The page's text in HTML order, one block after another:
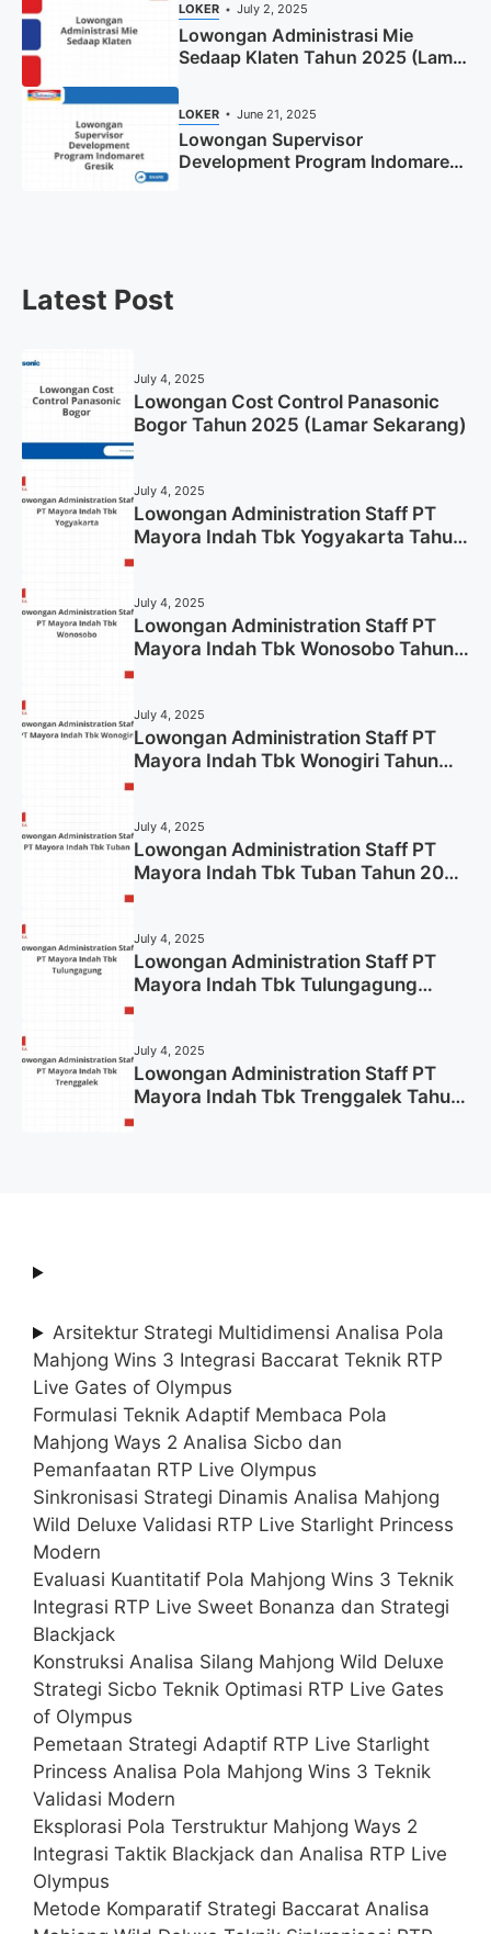
LOKER July 2, 2025
Lowongan Administrasi Mie
Sedaap Klaten Tahun 2025 (Lamar
LOKER June 21, 2025
Lowongan Supervisor
Development Program Indomaret
Latest Post
July 4, 2025
Lowongan Cost Control Panasonic
Bogor Tahun 2025 (Lamar Sekarang)
July 4, 2025
Lowongan Administration Staff PT
Mayora Indah Tbk Yogyakarta Tahun
July 4, 2025
Lowongan Administration Staff PT
Mayora Indah Tbk Wonosobo Tahun
July 4, 2025
Lowongan Administration Staff PT
Mayora Indah Tbk Wonogiri Tahun
July 4, 2025
Lowongan Administration Staff PT
Mayora Indah Tbk Tuban Tahun 2025
July 4, 2025
Lowongan Administration Staff PT
Mayora Indah Tbk Tulungagung
July 4, 2025
Lowongan Administration Staff PT
Mayora Indah Tbk Trenggalek Tahun
Arsitektur Strategi Multidimensi Analisa Pola
Mahjong Wins 3 Integrasi Baccarat Teknik RTP
Live Gates of Olympus
Formulasi Teknik Adaptif Membaca Pola
Mahjong Ways 2 Analisa Sicbo dan
Pemanfaatan RTP Live Olympus
Sinkronisasi Strategi Dinamis Analisa Mahjong
Wild Deluxe Validasi RTP Live Starlight Princess
Modern
Evaluasi Kuantitatif Pola Mahjong Wins 3 Teknik
Integrasi RTP Live Sweet Bonanza dan Strategi
Blackjack
Konstruksi Analisa Silang Mahjong Wild Deluxe
Strategi Sicbo Teknik Optimasi RTP Live Gates
of Olympus
Pemetaan Strategi Adaptif RTP Live Starlight
Princess Analisa Pola Mahjong Wins 3 Teknik
Validasi Modern
Eksplorasi Pola Terstruktur Mahjong Ways 2
Integrasi Taktik Blackjack dan Analisa RTP Live
Olympus
Metode Komparatif Strategi Baccarat Analisa